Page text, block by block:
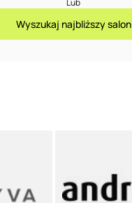
Lub
Wyszukaj najbliższy salon